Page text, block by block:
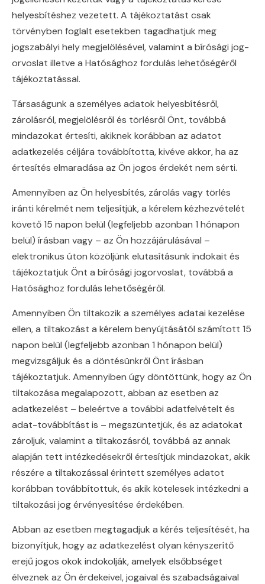
helyesbítéshez vezetett. A tájékoztatást csak
törvényben foglalt esetekben tagadhatjuk meg
jogszabályi hely megjelölésével, valamint a bírósági jog-
orvoslat illetve a Hatósághoz fordulás lehetőségéről
tájékoztatással.
Társaságunk a személyes adatok helyesbítésről,
zárolásról, megjelölésről és törlésről Önt, továbbá
mindazokat értesíti, akiknek korábban az adatot
adatkezelés céljára továbbította, kivéve akkor, ha az
értesítés elmaradása az Ön jogos érdekét nem sérti.
Amennyiben az Ön helyesbítés, zárolás vagy törlés
iránti kérelmét nem teljesítjük, a kérelem kézhezvételét
követő 15 napon belül (legfeljebb azonban 1 hónapon
belül) írásban vagy – az Ön hozzájárulásával –
elektronikus úton közöljünk elutasításunk indokait és
tájékoztatjuk Önt a bírósági jogorvoslat, továbbá a
Hatósághoz fordulás lehetőségéről.
Amennyiben Ön tiltakozik a személyes adatai kezelése
ellen, a tiltakozást a kérelem benyújtásától számított 15
napon belül (legfeljebb azonban 1 hónapon belül)
megvizsgáljuk és a döntésünkről Önt írásban
tájékoztatjuk. Amennyiben úgy döntöttünk, hogy az Ön
tiltakozása megalapozott, abban az esetben az
adatkezelést – beleértve a további adatfelvételt és
adat-továbbítást is – megszüntetjük, és az adatokat
zároljuk, valamint a tiltakozásról, továbbá az annak
alapján tett intézkedésekről értesítjük mindazokat, akik
részére a tiltakozással érintett személyes adatot
korábban továbbítottuk, és akik kötelesek intézkedni a
tiltakozási jog érvényesítése érdekében.
Abban az esetben megtagadjuk a kérés teljesítését, ha
bizonyítjuk, hogy az adatkezelést olyan kényszerítő
erejű jogos okok indokolják, amelyek elsőbbséget
élveznek az Ön érdekeivel, jogaival és szabadságaival